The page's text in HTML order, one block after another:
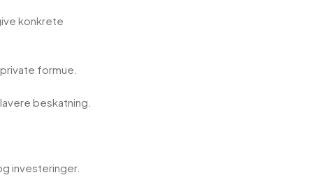
konkrete
formue.
beskatning.
investeringer.